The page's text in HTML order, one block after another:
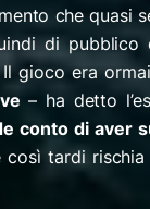
che quasi
di pubblico
gioco era
– ha detto
conto di aver
così tardi